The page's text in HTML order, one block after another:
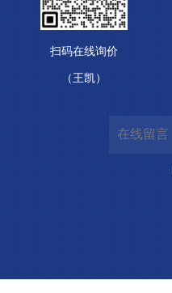
扫码在线询价
（王凯）